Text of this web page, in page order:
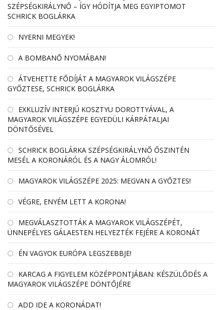
SZÉPSÉGKIRÁLYNŐ – ÍGY HÓDÍTJA MEG EGYIPTOMOT
SCHRICK BOGLÁRKA
NYERNI MEGYEK!
A BOMBANŐ NYOMÁBAN!
ÁTVEHETTE FŐDÍJÁT A MAGYAROK VILÁGSZÉPE
GYŐZTESE, SCHRICK BOGLÁRKA
EXKLUZÍV INTERJÚ KOSZTYU DOROTTYÁVAL, A
MAGYAROK VILÁGSZÉPE EGYEDÜLI KÁRPÁTALJAI
DÖNTŐSÉVEL
SCHRICK BOGLÁRKA SZÉPSÉGKIRÁLYNŐ ŐSZINTÉN
MESÉL A KORONÁRÓL ÉS A NAGY ÁLOMRÓL!
MAGYAROK VILÁGSZÉPE 2025: MEGVAN A GYŐZTES!
VÉGRE, ENYÉM LETT A KORONA!
MEGVÁLASZTOTTÁK A MAGYAROK VILÁGSZÉPÉT,
ÜNNEPÉLYES GÁLAESTEN HELYEZTÉK FEJÉRE A KORONÁT
ÉN VAGYOK EURÓPA LEGSZEBBJE!
KARCAG A FIGYELEM KÖZÉPPONTJÁBAN: KÉSZÜLŐDÉS A
MAGYAROK VILÁGSZÉPE DÖNTŐJÉRE
ADD IDE A KORONÁDAT!